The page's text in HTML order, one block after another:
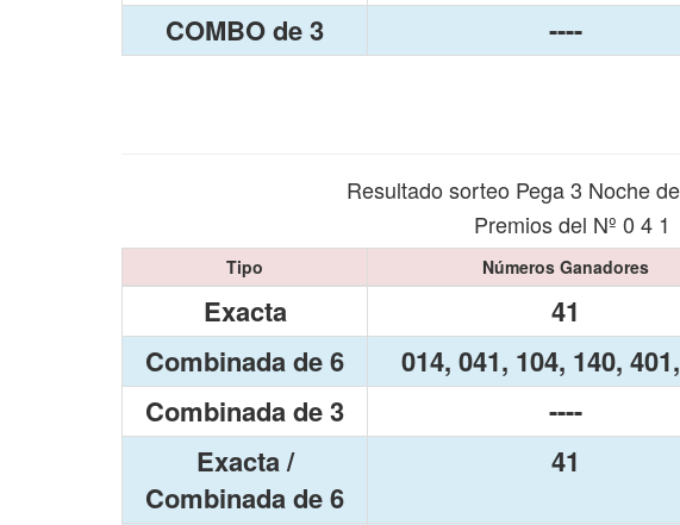
COMBO de 3
----
Resultado sorteo Pega 3 Noche
Premios del Nº 0 4 1
Tipo Números Ganadores
Exacta 41
Combinada de 6
014, 041, 104, 140,
Combinada de 3
----
Exacta /
Combinada de 6
41